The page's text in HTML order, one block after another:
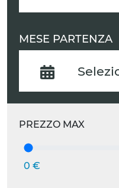
MESE PARTENZA
PREZZO MAX
0 €